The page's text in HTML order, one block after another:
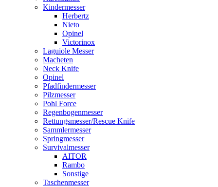
Kindermesser
Herbertz
Nieto
Opinel
Victorinox
Laguiole Messer
Macheten
Neck Knife
Opinel
Pfadfindermesser
Pilzmesser
Pohl Force
Regenbogenmesser
Rettungsmesser/Rescue Knife
Sammlermesser
Springmesser
Survivalmesser
AITOR
Rambo
Sonstige
Taschenmesser